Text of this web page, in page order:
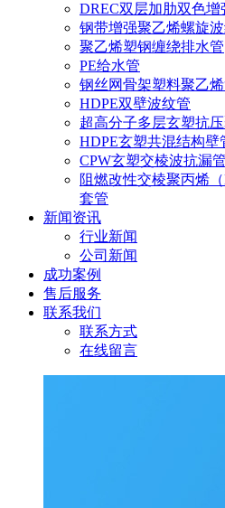
DREC双层加肋双色增
钢带增强聚乙烯螺旋
聚乙烯塑钢缠绕排水管
PE给水管
钢丝网骨架塑料聚乙
HDPE双壁波纹管
超高分子多层玄塑抗
HDPE玄塑共混结构壁
CPW玄塑交棱波抗漏管
阻燃改性交棱聚丙烯
套管
新闻资讯
行业新闻
公司新闻
成功案例
售后服务
联系我们
联系方式
在线留言